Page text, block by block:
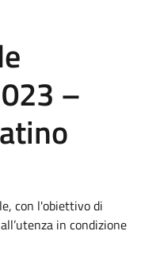
–
con l'obiettivo di
in condizione